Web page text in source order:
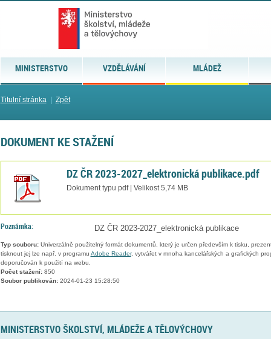
MINISTERSTVO VZDĚLÁVÁNÍ MLÁDEŽ
Titulní stránka| Zpět
DOKUMENT KE STAŽENÍ
DZ ČR 2023-2027_elektronická publikace.pdf
Dokument typu pdf | Velikost 5,74 MB
Poznámka: DZ ČR 2023-2027_elektronická publikace
Typ souboru:Univerzálně použitelný formát dokumentů, který je určen především k tisku,
tisknout jej lze např. v programu Adobe Reader, vytvářet v mnoha kancelářských a grafických
doporučován k použití na webu.
Počet stažení:850
Soubor publikován:2024-01-23 15:28:50
MINISTERSTVO ŠKOLSTVÍ, MLÁDEŽE A TĚLOVÝCHOVY